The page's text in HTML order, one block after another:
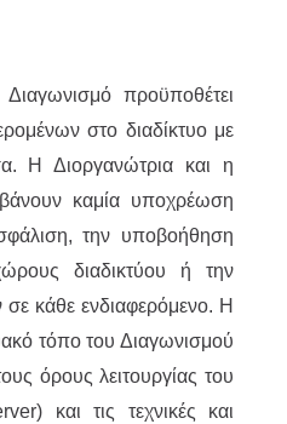
προϋποθέτει
στο διαδίκτυο με
Η Διοργανώτρια και η
καμία υποχρέωση
την υποβοήθηση
διαδικτύου ή την
κάθε ενδιαφερόμενο. Η
τόπο του Διαγωνισμού
όρους λειτουργίας του
και τις τεχνικές και